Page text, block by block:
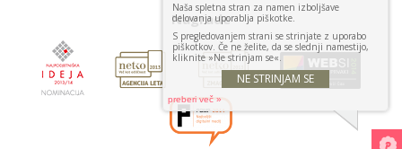
Naša spletna stran za namen izboljšave
delovanja uporablja piškotke.
S pregledovanjem strani se strinjate z uporabo
piškotkov. Če ne želite, da se slednji namestijo,
kliknite »Ne strinjam se«.
NE STRINJAM SE
preberi več
VŠEČNO (3) VŠEČNO (3)
Nagrade